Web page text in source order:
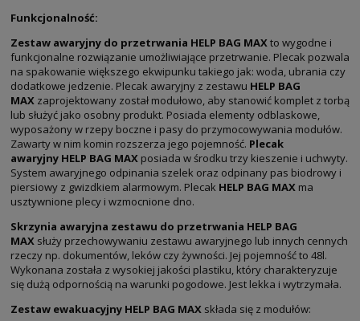
Funkcjonalność:
Zestaw awaryjny do przetrwania HELP BAG MAXto wygodne i
funkcjonalne rozwiązanie umożliwiające przetrwanie. Plecak pozwala
na spakowanie większego ekwipunku takiego jak: woda, ubrania czy
dodatkowe jedzenie. Plecak awaryjny z zestawu HELP BAG
MAX zaprojektowany został modułowo, aby stanowić komplet z torbą
lub służyć jako osobny produkt. Posiada elementy odblaskowe,
wyposażony w rzepy boczne i pasy do przymocowywania modułów.
Zawarty w nim komin rozszerza jego pojemność. Plecak
awaryjny HELP BAG MAX posiada w środku trzy kieszenie i uchwyty.
System awaryjnego odpinania szelek oraz odpinany pas biodrowy i
piersiowy z gwizdkiem alarmowym. Plecak HELP BAG MAX ma
usztywnione plecy i wzmocnione dno.
Skrzynia awaryjna zestawu do przetrwania HELP BAG
MAX służy przechowywaniu zestawu awaryjnego lub innych cennych
rzeczy np. dokumentów, leków czy żywności. Jej pojemność to 48l.
Wykonana została z wysokiej jakości plastiku, który charakteryzuje
się dużą odpornością na warunki pogodowe. Jest lekka i wytrzymała.
Zestaw ewakuacyjny HELP BAG MAX składa się z modułów: